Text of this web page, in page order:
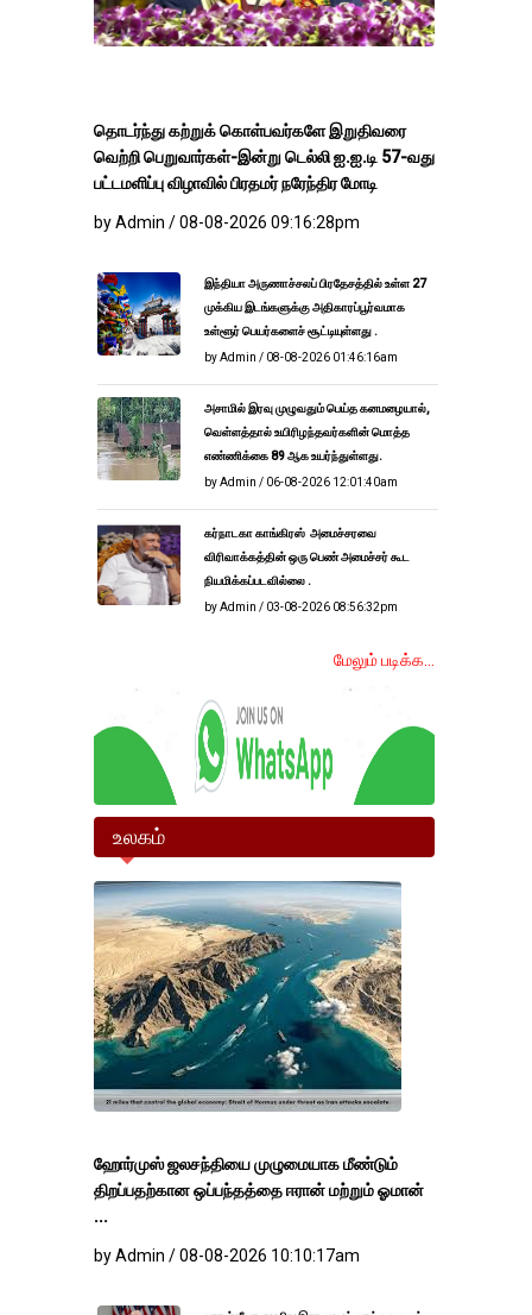
தொடர்ந்து கற்றுக் கொள்பவர்களே இறுதிவரை
வெற்றி பெறுவார்கள்-இன்று டெல்லி ஐ.ஐ.டி 57-வது
பட்டமளிப்பு விழாவில் பிரதமர் நரேந்திர மோடி
by Admin / 08-08-2026 09:16:28pm
இந்தியா அருணாச்சலப் பிரதேசத்தில் உள்ள 27
முக்கிய இடங்களுக்கு அதிகாரப்பூர்வமாக
உள்ளூர் பெயர்களைச் சூட்டியுள்ளது .
by Admin / 08-08-2026 01:46:16am
அசாமில் இரவு முழுவதும் பெய்த கனமழையால்,
வெள்ளத்தால் உயிரிழந்தவர்களின் மொத்த
எண்ணிக்கை 89 ஆக உயர்ந்துள்ளது.
by Admin / 06-08-2026 12:01:40am
கர்நாடகா காங்கிரஸ் அமைச்சரவை
விரிவாக்கத்தின் ஒரு பெண் அமைச்சர் கூட
நியமிக்கப்படவில்லை .
by Admin / 03-08-2026 08:56:32pm
மேலும் படிக்க...
உலகம்
ஹோர்முஸ் ஜலசந்தியை முழுமையாக மீண்டும்
திறப்பதற்கான ஒப்பந்தத்தை ஈரான் மற்றும் ஓமான்
...
by Admin / 08-08-2026 10:10:17am